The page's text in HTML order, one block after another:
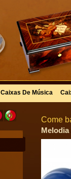
Caixas De Música
Come